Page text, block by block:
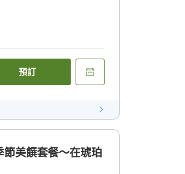
預訂
美饌套餐〜在琥珀